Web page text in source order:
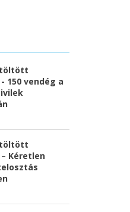
150 vendég a
Kéretlen